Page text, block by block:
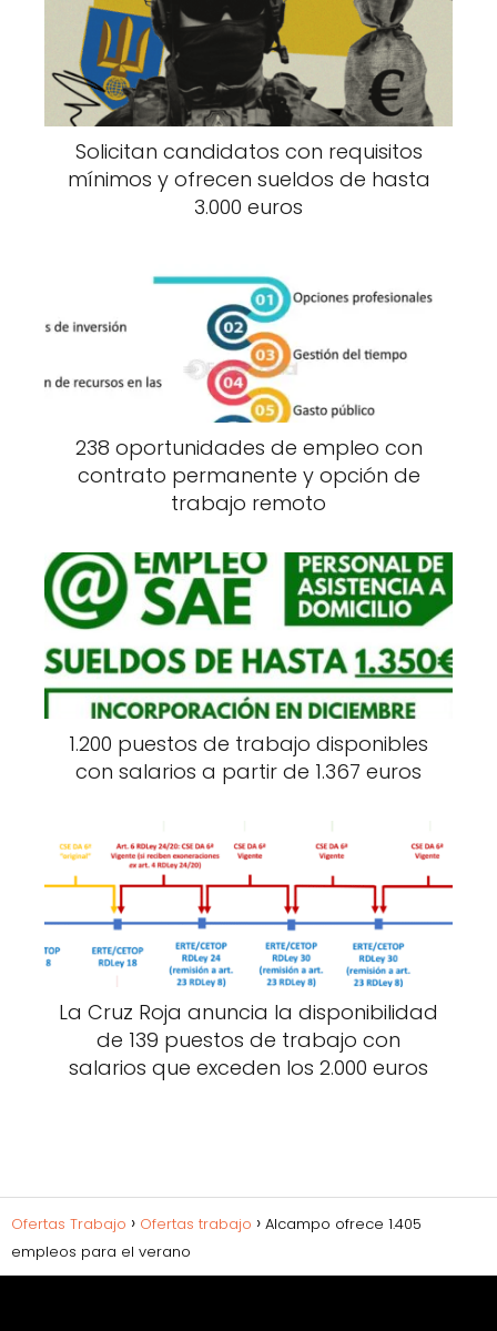
Solicitan candidatos con requisitos
mínimos y ofrecen sueldos de hasta
3.000 euros
238 oportunidades de empleo con
contrato permanente y opción de
trabajo remoto
1.200 puestos de trabajo disponibles
con salarios a partir de 1.367 euros
La Cruz Roja anuncia la disponibilidad
de 139 puestos de trabajo con
salarios que exceden los 2.000 euros
Ofertas Trabajo Ofertas trabajo
Alcampo ofrece 1.405
empleos para el verano